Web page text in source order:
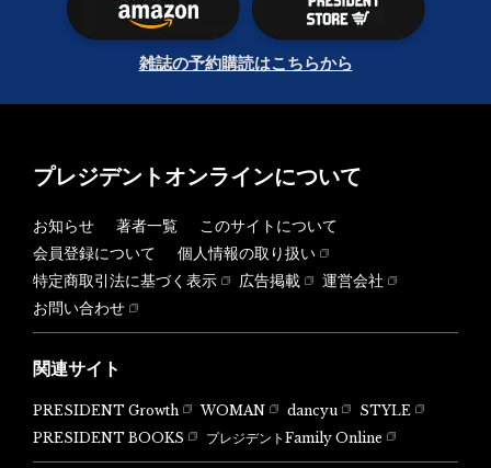
雑誌の予約購読はこちらから
プレジデントオンラインについて
お知らせ 著者一覧
このサイトについて
会員登録について
個人情報の取り扱い
特定商取引法に基づく表示
広告掲載
運営会社
お問い合わせ
関連サイト
PRESIDENT Growth WOMAN dancyu
STYLE
PRESIDENT BOOKS
プレジデントFamily Online